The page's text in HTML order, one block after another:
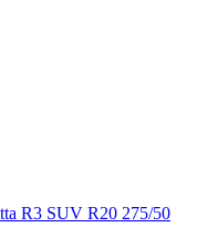
R3 SUV R20 275/50